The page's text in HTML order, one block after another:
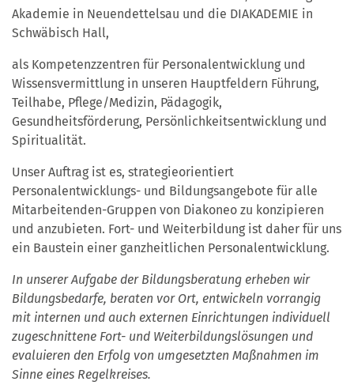
Akademie in Neuendettelsau und die DIAKADEMIE in
Schwäbisch Hall,
als Kompetenzzentren für Personalentwicklung und
Wissensvermittlung in unseren Hauptfeldern Führung,
Teilhabe, Pflege/Medizin, Pädagogik,
Gesundheitsförderung, Persönlichkeitsentwicklung und
Spiritualität.
Unser Auftrag ist es, strategieorientiert
Personalentwicklungs- und Bildungsangebote für alle
Mitarbeitenden-Gruppen von Diakoneo zu konzipieren
und anzubieten. Fort- und Weiterbildung ist daher für uns
ein Baustein einer ganzheitlichen Personalentwicklung.
In unserer Aufgabe der Bildungsberatung erheben wir
Bildungsbedarfe, beraten vor Ort, entwickeln vorrangig
mit internen und auch externen Einrichtungen individuell
zugeschnittene Fort- und Weiterbildungslösungen und
evaluieren den Erfolg von umgesetzten Maßnahmen im
Sinne eines Regelkreises.